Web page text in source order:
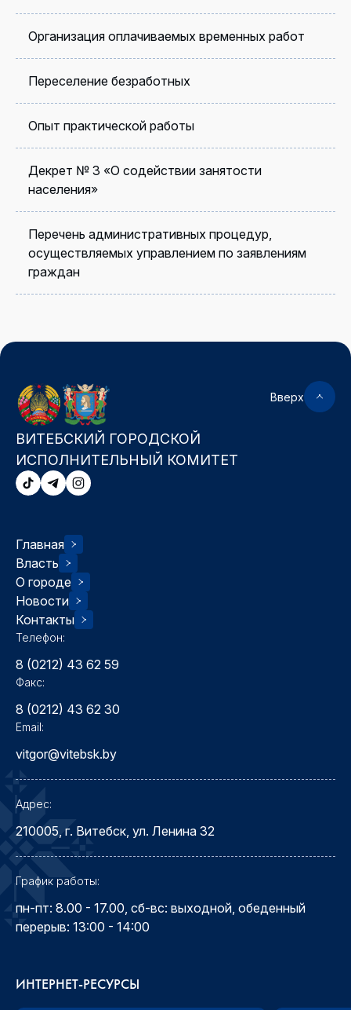
Организация оплачиваемых временных работ
Переселение безработных
Опыт практической работы
Декрет № 3 «О содействии занятости
населения»
Перечень административных процедур,
осуществляемых управлением по заявлениям
граждан
ВИТЕБСКИЙ ГОРОДСКОЙ
ИСПОЛНИТЕЛЬНЫЙ КОМИТЕТ
Вверх
Главная
Власть
О городе
Новости
Контакты
Телефон:
8 (0212) 43 62 59
Факс:
8 (0212) 43 62 30
Email:
vitgor@vitebsk.by
Адрес:
210005, г. Витебск, ул. Ленина 32
График работы:
пн-пт: 8.00 - 17.00, сб-вс: выходной, обеденный
перерыв: 13:00 - 14:00
ИНТЕРНЕТ-РЕСУРСЫ